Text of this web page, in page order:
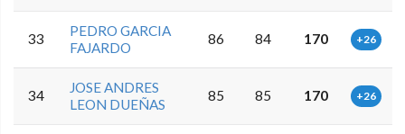
33
PEDRO GARCIA
FAJARDO
86 84 170 +26
34
JOSE ANDRES
LEON DUEÑAS
85 85 170 +26